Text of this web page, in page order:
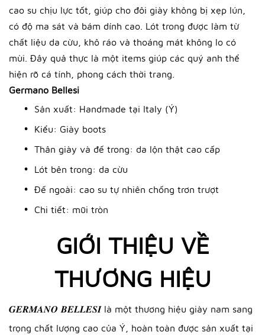
cao su chịu lực tốt, giúp cho đôi giày không bị xẹp lún,
có độ ma sát và bám dính cao. Lót trong được làm từ
chất liệu da cừu, khô ráo và thoáng mát không lo có
mùi. Đây quả thực là một items giúp các quý anh thể
hiện rõ cá tính, phong cách thời trang.
Germano Bellesi
Sản xuất: Handmade tại Italy (Ý)
Kiểu: Giày boots
Thân giày và đế trong: da lộn thật cao cấp
Lót bên trong: da cừu
Đế ngoài: cao su tự nhiên chống trơn trượt
Chi tiết: mũi tròn
GIỚI THIỆU VỀ
THƯƠNG HIỆU
𝑮𝑬𝑹𝑴𝑨𝑵𝑶 𝑩𝑬𝑳𝑳𝑬𝑺𝑰 là một thương hiệu giày nam sang
trọng chất lượng cao của Ý, hoàn toàn được sản xuất tại